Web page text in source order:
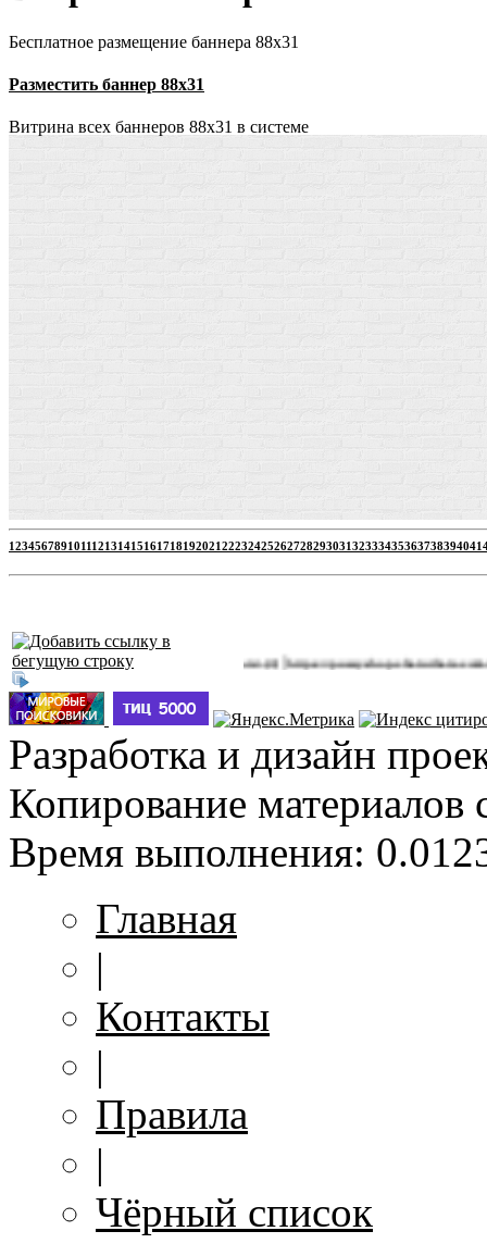
Бесплатное размещение баннера 88х31
Разместить баннер 88х31
Витрина всех баннеров 88x31 в системе
1234567891011121314151617181920212223242526272829303132333435363738394041
http://jbprimecurves.store/ https://pussyshop.chaturbate.com/male-
Разработка и дизайн
Копирование материалов
Время выполнения:
Главная
|
Контакты
|
Правила
|
Чёрный список